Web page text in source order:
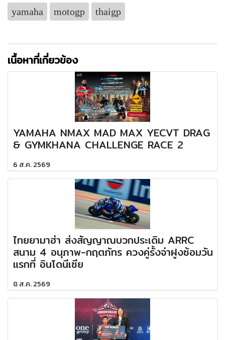
yamaha motogp thaigp
เนื้อหาที่เกี่ยวข้อง
YAMAHA NMAX MAD MAX YECVT DRAG
& GYMKHANA CHALLENGE RACE 2
6 ส.ค. 2569
ไทยยามาฮ่า ส่งสัญญาณบวกประเดิม ARRC
สนาม 4 อนุภาพ-กฤตภัทร ควงคู่รั้งจ่าฝูงซ้อมวัน
แรกที่ อินโดนีเซีย
8 ส.ค. 2569